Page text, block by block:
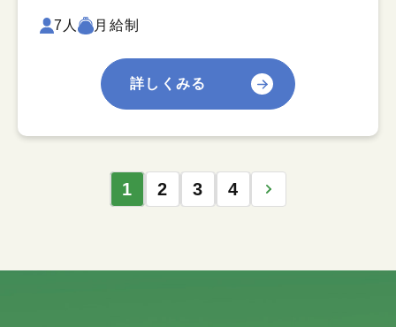
7人 月給制
詳しくみる
1 2 3 4